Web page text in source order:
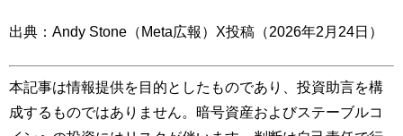
出典：Andy Stone（Meta広報）X投稿（2026年2月24日）
本記事は情報提供を目的としたものであり、投資助言を構
成するものではありません。暗号資産およびステーブルコ